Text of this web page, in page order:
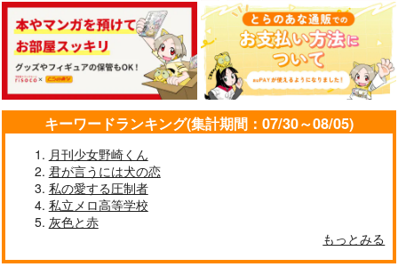
作品詳細 作品詳細 作品詳細
ド
鉢植え23℃
キーワードランキング(集計期間：07/30～08/05)
月刊少女野崎くん
君が言うには犬の恋
私の愛する圧制者
私立メロ高等学校
灰色と赤
もっとみる